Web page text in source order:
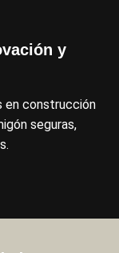
y
en construcción
seguras,